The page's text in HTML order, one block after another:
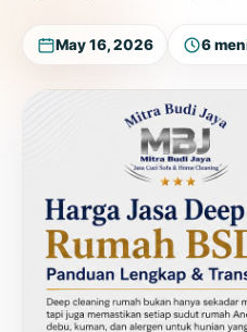
May 16, 2026 6